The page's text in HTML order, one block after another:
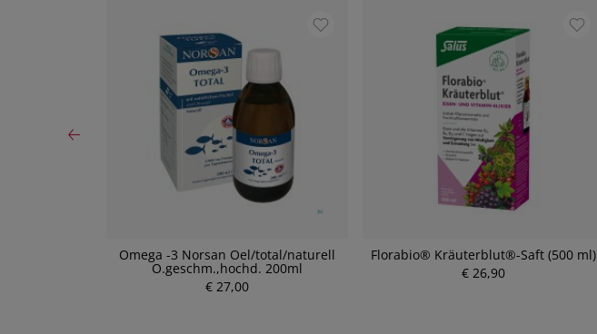
Omega -3 Norsan Oel/total/naturell
O.geschm.,hochd. 200ml
€ 27,00
Florabio® Kräuterblut®-Saft (500 ml)
€ 26,90
P